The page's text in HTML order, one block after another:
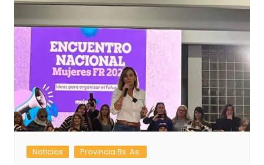
Noticias Provincia Bs. As.